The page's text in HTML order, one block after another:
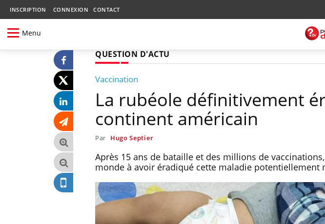
INSCRIPTION CONNEXION CONTACT
Menu
QUESTION D'ACTU
Vaccination
La rubéole définitivement
continent américain
Par Hugo Septier
Après 15 ans de bataille et des millions de
monde à avoir éradiqué cette maladie potentiellement